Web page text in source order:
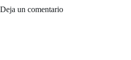
Deja un comentario